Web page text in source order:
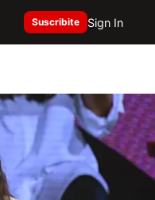
Suscribite Sign In